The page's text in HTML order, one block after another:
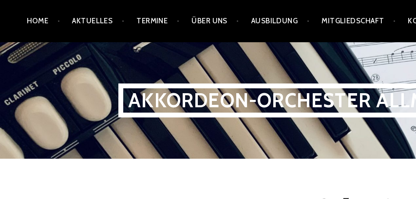
springen
HOME AKTUELLES TERMINE ÜBER UNS AUSBILDUNG MITGLIEDSCHAFT
AKKORDEON-ORCHESTER